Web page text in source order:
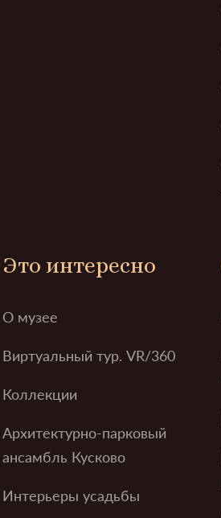
Это интересно
О музее
Виртуальный тур. VR/360
Коллекции
Архитектурно-парковый
ансамбль Кусково
Интерьеры усадьбы